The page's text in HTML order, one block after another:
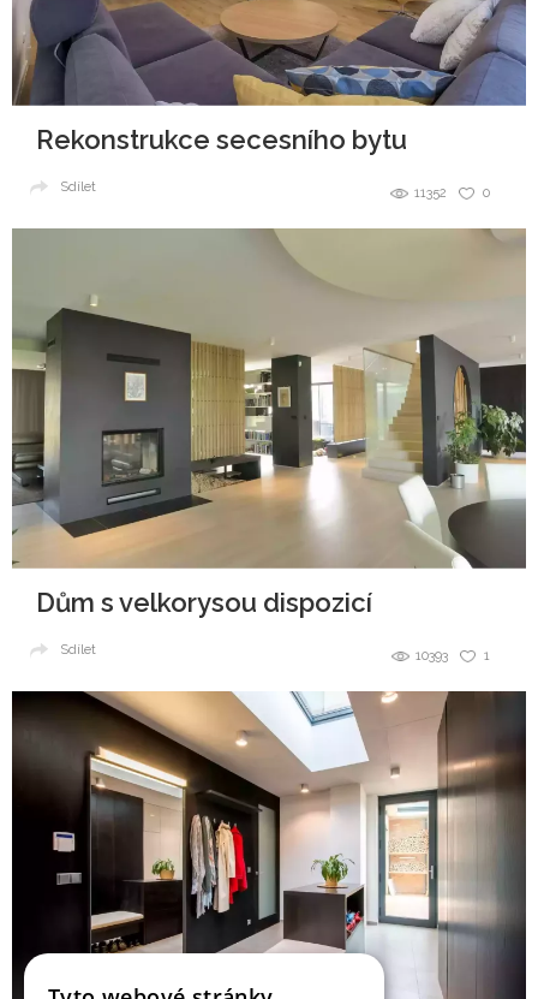
Rekonstrukce secesního bytu
0
11352
Sdílet
Dům s velkorysou dispozicí
1
10393
Sdílet